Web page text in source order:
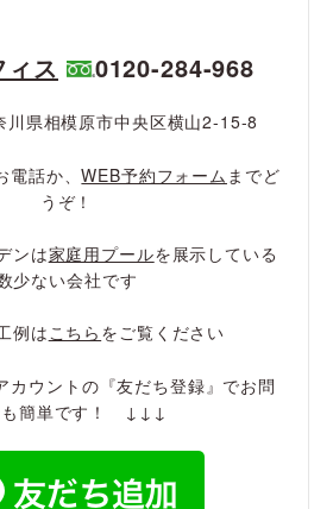
ィス 0120-284-968
県相模原市中央区横山2-15-8
電話か、WEB予約フォーム までど
うぞ！
ンは家庭用プールを展示している
少ない会社です
例はこちら をご覧ください
ウントの『友だち登録』でお問
も簡単です！ ↓↓↓